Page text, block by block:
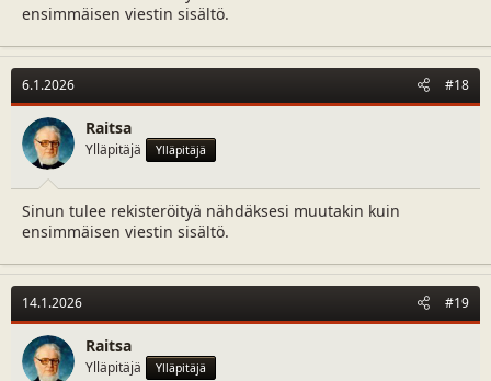
ensimmäisen viestin sisältö.
6.1.2026 #18
Raitsa
Ylläpitäjä Ylläpitäjä
Sinun tulee rekisteröityä nähdäksesi muutakin kuin
ensimmäisen viestin sisältö.
14.1.2026 #19
Raitsa
Ylläpitäjä Ylläpitäjä